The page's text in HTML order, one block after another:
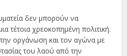
δεν μπορούν να
τέτοια χρεοκοπημένη πολιτική.
οργάνωση και τον αγώνα με
του λαού από την